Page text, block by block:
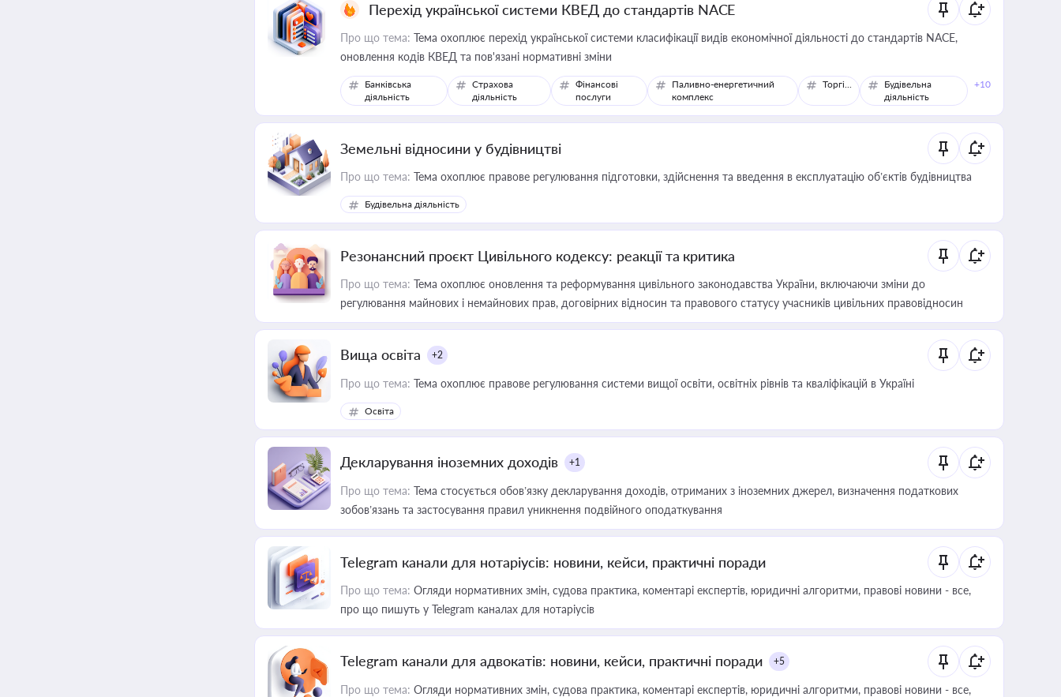
Перехід української системи КВЕД до стандартів NACE
Про що тема: Тема охоплює перехід української системи класифікації видів економічної діяльності до стандартів NACE,
оновлення кодів КВЕД та пов'язані нормативні зміни
Банківська
діяльність
Страхова
діяльність
Фінансові
послуги
Паливно-енергетичний
комплекс
Торгівля
Будівельна
діяльність
+10
Земельні відносини у будівництві
Про що тема: Тема охоплює правове регулювання підготовки, здійснення та введення в експлуатацію об’єктів будівництва
Будівельна діяльність
Резонансний проєкт Цивільного кодексу: реакції та критика
Про що тема: Тема охоплює оновлення та реформування цивільного законодавства України, включаючи зміни до
регулювання майнових і немайнових прав, договірних відносин та правового статусу учасників цивільних правовідносин
Вища освіта +2
Про що тема: Тема охоплює правове регулювання системи вищої освіти, освітніх рівнів та кваліфікацій в Україні
Освіта
Декларування іноземних доходів +1
Про що тема: Тема стосується обов’язку декларування доходів, отриманих з іноземних джерел, визначення податкових
зобов’язань та застосування правил уникнення подвійного оподаткування
Telegram канали для нотаріусів: новини, кейси, практичні поради
Про що тема: Огляди нормативних змін, судова практика, коментарі експертів, юридичні алгоритми, правові новини - все,
про що пишуть у Telegram каналах для нотаріусів
Telegram канали для адвокатів: новини, кейси, практичні поради +5
Про що тема: Огляди нормативних змін, судова практика, коментарі експертів, юридичні алгоритми, правові новини - все,